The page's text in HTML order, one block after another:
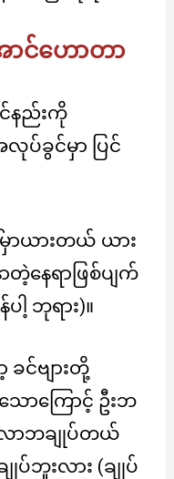
ာင်ဟောတာ
င်နည်းကို
လုပ်ခွင်မှာ ပြင်
ာယားတယ် ယား
တဲ့နေရာဖြစ်ပျက်
ါ့ ဘုရား)။
င်ဗျားတို့
ောကြောင့် ဦးဘ
ောဘချုပ်တယ်
ပ်ဘူးလား (ချုပ်